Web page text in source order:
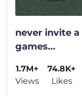
never invite
games...
1.7M+
Views
74.8K+
Likes